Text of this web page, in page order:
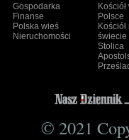
Gospodarka
Finanse
Polska wieś
Nieruchomości
Kościół
Polsce
Kościół
świecie
Stolica
© 2021